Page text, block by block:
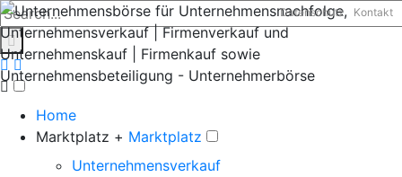
Datenschutz Kontakt
Home
Marktplatz + Marktplatz
Unternehmensverkauf